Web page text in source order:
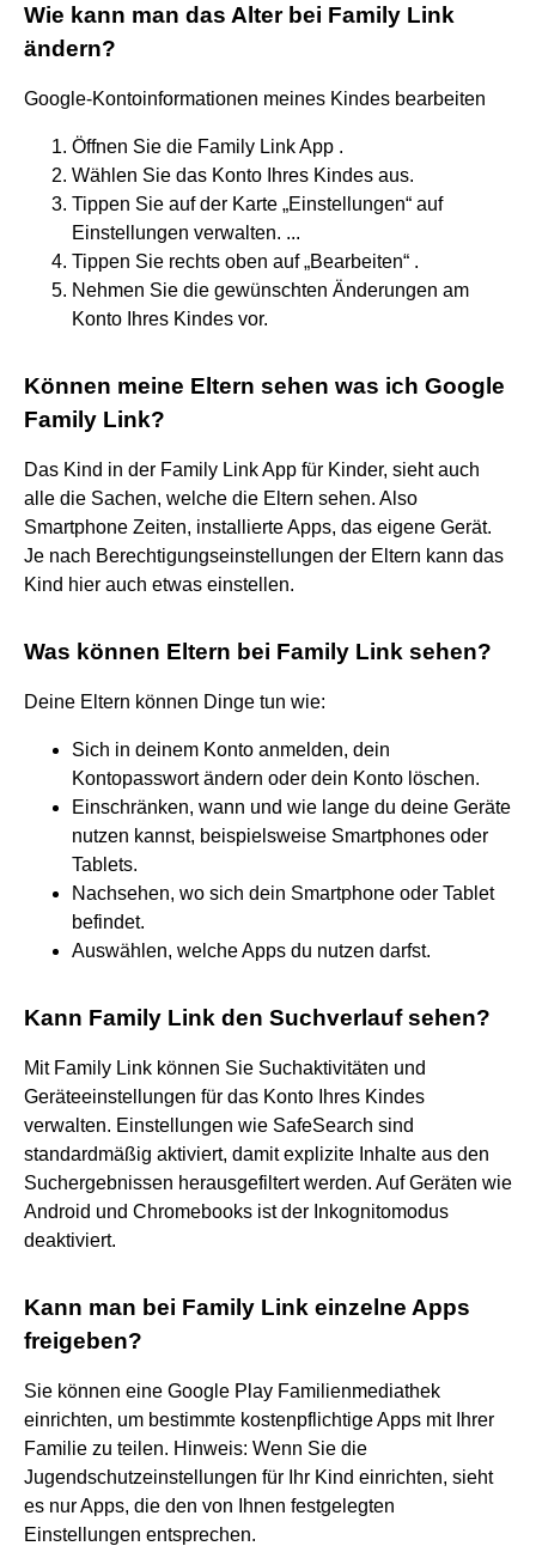
Wie kann man das Alter bei Family Link
ändern?
Google-Kontoinformationen meines Kindes bearbeiten
Öffnen Sie die Family Link App .
Wählen Sie das Konto Ihres Kindes aus.
Tippen Sie auf der Karte „Einstellungen“ auf
Einstellungen verwalten. ...
Tippen Sie rechts oben auf „Bearbeiten“ .
Nehmen Sie die gewünschten Änderungen am
Konto Ihres Kindes vor.
Können meine Eltern sehen was ich Google
Family Link?
Das Kind in der Family Link App für Kinder, sieht auch
alle die Sachen, welche die Eltern sehen. Also
Smartphone Zeiten, installierte Apps, das eigene Gerät.
Je nach Berechtigungseinstellungen der Eltern kann das
Kind hier auch etwas einstellen.
Was können Eltern bei Family Link sehen?
Deine Eltern können Dinge tun wie:
Sich in deinem Konto anmelden, dein
Kontopasswort ändern oder dein Konto löschen.
Einschränken, wann und wie lange du deine Geräte
nutzen kannst, beispielsweise Smartphones oder
Tablets.
Nachsehen, wo sich dein Smartphone oder Tablet
befindet.
Auswählen, welche Apps du nutzen darfst.
Kann Family Link den Suchverlauf sehen?
Mit Family Link können Sie Suchaktivitäten und
Geräteeinstellungen für das Konto Ihres Kindes
verwalten. Einstellungen wie SafeSearch sind
standardmäßig aktiviert, damit explizite Inhalte aus den
Suchergebnissen herausgefiltert werden. Auf Geräten wie
Android und Chromebooks ist der Inkognitomodus
deaktiviert.
Kann man bei Family Link einzelne Apps
freigeben?
Sie können eine Google Play Familienmediathek
einrichten, um bestimmte kostenpflichtige Apps mit Ihrer
Familie zu teilen. Hinweis: Wenn Sie die
Jugendschutzeinstellungen für Ihr Kind einrichten, sieht
es nur Apps, die den von Ihnen festgelegten
Einstellungen entsprechen.